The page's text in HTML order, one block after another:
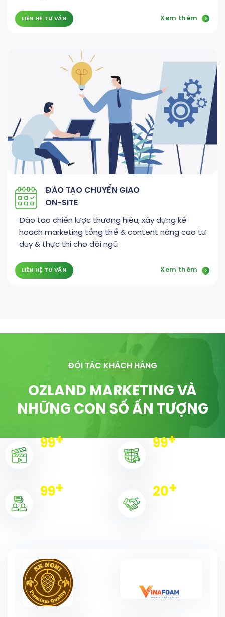
LIÊN HỆ TƯ VẤN Xem thêm
ĐÀO TẠO CHUYỂN GIAO
ON-SITE
Đào tạo chiến lược thương hiệu; xây dựng kế
hoạch marketing tổng thể & content nâng cao tư
duy & thực thi cho đội ngũ
LIÊN HỆ TƯ VẤN Xem thêm
ĐỐI TÁC KHÁCH HÀNG
OZLAND MARKETING VÀ
NHỮNG CON SỐ ẤN TƯỢNG
100+ 100+
100+ 20+